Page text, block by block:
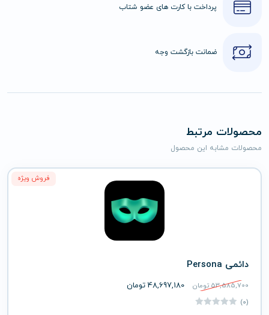
پرداخت با کارت های عضو شتاب
ضمانت بازگشت وجه
محصولات مرتبط
محصولات مشابه این محصول
فروش ویژه
دائمی Persona
53,585,700 تومان 48,697,180 تومان
(0)